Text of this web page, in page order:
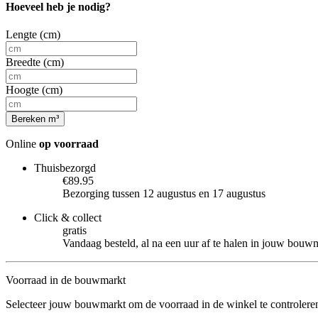
Hoeveel heb je nodig?
Lengte (cm)
Breedte (cm)
Hoogte (cm)
Bereken m³
Online op voorraad
Thuisbezorgd
€89.95
Bezorging tussen 12 augustus en 17 augustus
Click & collect
gratis
Vandaag besteld, al na een uur af te halen in jouw
Voorraad in de bouwmarkt
Selecteer jouw bouwmarkt om de voorraad in de winkel te